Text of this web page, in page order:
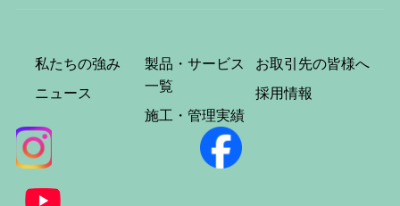
私たちの強み
ニュース
製品・サービス
一覧
施工・管理実績
お取引先の皆様へ
採用情報